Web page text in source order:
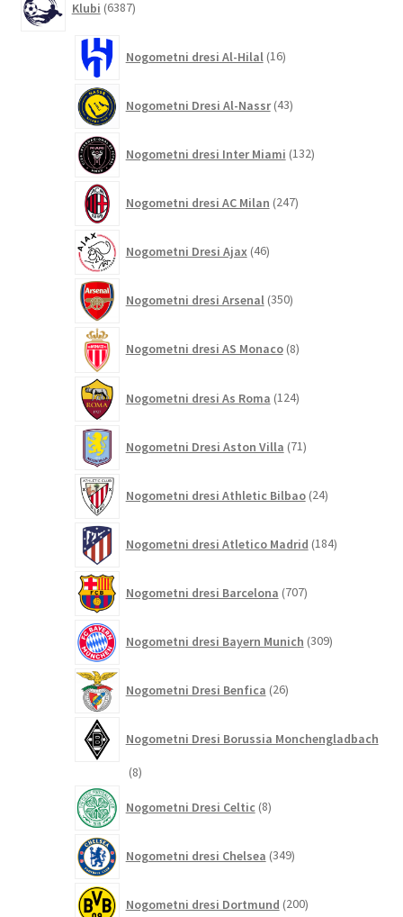
Klubi 6387izdelkov
Nogometni dresi Al-Hilal 16izdelkov
Nogometni Dresi Al-Nassr 43izdelkov
Nogometni dresi Inter Miami 132izdelkov
Nogometni dresi AC Milan 247izdelkov
Nogometni Dresi Ajax 46izdelkov
Nogometni dresi Arsenal 350izdelkov
Nogometni dresi AS Monaco 8izdelkov
Nogometni dresi As Roma 124izdelkov
Nogometni Dresi Aston Villa 71izdelkov
Nogometni dresi Athletic Bilbao 24izdelkov
Nogometni dresi Atletico Madrid 184izdelkov
Nogometni dresi Barcelona 707izdelkov
Nogometni dresi Bayern Munich 309izdelkov
Nogometni Dresi Benfica 26izdelkov
Nogometni Dresi Borussia Monchengladbach
88
Nogometni Dresi Celtic 8izdelkov
Nogometni dresi Chelsea 349izdelkov
Nogometni dresi Dortmund 200izdelkov